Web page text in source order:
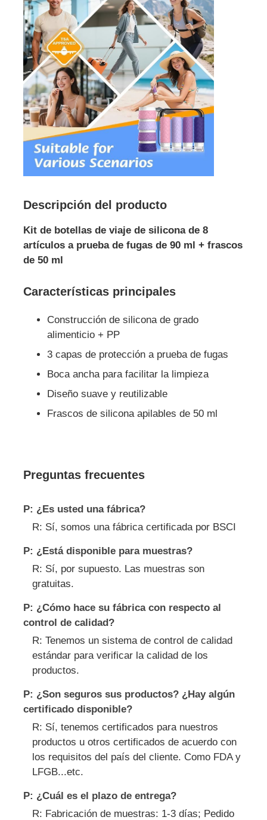
Descripción del producto
Kit de botellas de viaje de silicona de 8
artículos a prueba de fugas de 90 ml + frascos
de 50 ml
Características principales
Construcción de silicona de grado
alimenticio + PP
3 capas de protección a prueba de fugas
Boca ancha para facilitar la limpieza
Diseño suave y reutilizable
Frascos de silicona apilables de 50 ml
Preguntas frecuentes
P: ¿Es usted una fábrica?
R: Sí, somos una fábrica certificada por BSCI
P: ¿Está disponible para muestras?
R: Sí, por supuesto. Las muestras son
gratuitas.
P: ¿Cómo hace su fábrica con respecto al
control de calidad?
R: Tenemos un sistema de control de calidad
estándar para verificar la calidad de los
productos.
P: ¿Son seguros sus productos? ¿Hay algún
certificado disponible?
R: Sí, tenemos certificados para nuestros
productos u otros certificados de acuerdo con
los requisitos del país del cliente. Como FDA y
LFGB...etc.
P: ¿Cuál es el plazo de entrega?
R: Fabricación de muestras: 1-3 días; Pedido